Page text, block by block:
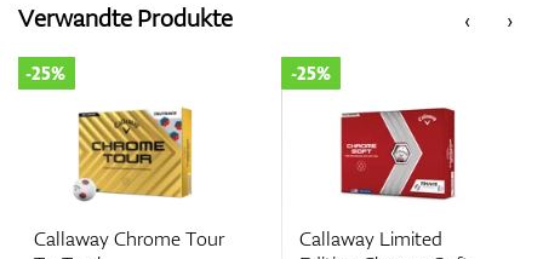
Zubehör
Entfernungsmesser & GPS
‹
Verwandte Produkte ›
Callaway Chrome Tour
-25%
Callaway Limited
-25%